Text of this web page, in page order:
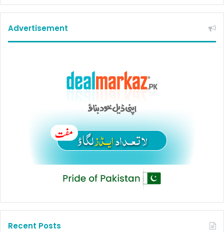
Advertisement
Recent Posts